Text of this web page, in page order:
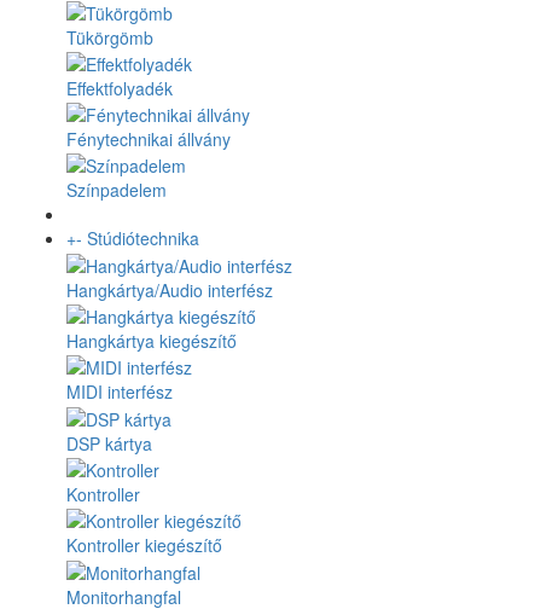
Tükörgömb
Effektfolyadék
Fénytechnikai állvány
Színpadelem
+- Stúdiótechnika
Hangkártya/Audio interfész
Hangkártya kiegészítő
MIDI interfész
DSP kártya
Kontroller
Kontroller kiegészítő
Monitorhangfal